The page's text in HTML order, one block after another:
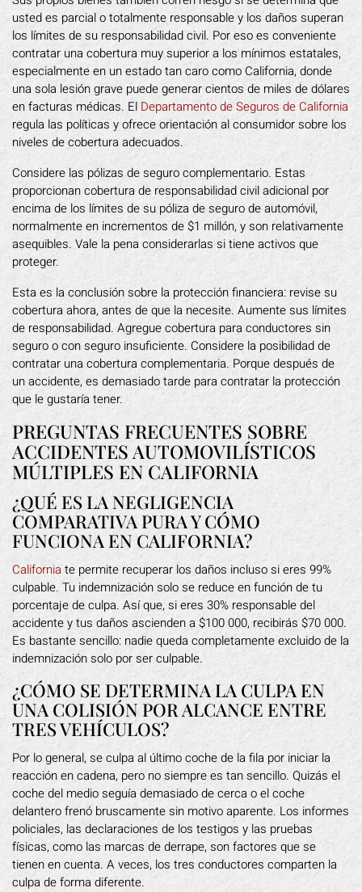
usted es parcial o totalmente responsable y los daños superan
los límites de su responsabilidad civil. Por eso es conveniente
contratar una cobertura muy superior a los mínimos estatales,
especialmente en un estado tan caro como California, donde
una sola lesión grave puede generar cientos de miles de dólares
en facturas médicas. El Departamento de Seguros de California
regula las políticas y ofrece orientación al consumidor sobre los
niveles de cobertura adecuados.
Considere las pólizas de seguro complementario. Estas
proporcionan cobertura de responsabilidad civil adicional por
encima de los límites de su póliza de seguro de automóvil,
normalmente en incrementos de $1 millón, y son relativamente
asequibles. Vale la pena considerarlas si tiene activos que
proteger.
Esta es la conclusión sobre la protección financiera: revise su
cobertura ahora, antes de que la necesite. Aumente sus límites
de responsabilidad. Agregue cobertura para conductores sin
seguro o con seguro insuficiente. Considere la posibilidad de
contratar una cobertura complementaria. Porque después de
un accidente, es demasiado tarde para contratar la protección
que le gustaría tener.
PREGUNTAS FRECUENTES SOBRE
ACCIDENTES AUTOMOVILÍSTICOS
MÚLTIPLES EN CALIFORNIA
¿QUÉ ES LA NEGLIGENCIA
COMPARATIVA PURA Y CÓMO
FUNCIONA EN CALIFORNIA?
California te permite recuperar los daños incluso si eres 99%
culpable. Tu indemnización solo se reduce en función de tu
porcentaje de culpa. Así que, si eres 30% responsable del
accidente y tus daños ascienden a $100 000, recibirás $70 000.
Es bastante sencillo: nadie queda completamente excluido de la
indemnización solo por ser culpable.
¿CÓMO SE DETERMINA LA CULPA EN
UNA COLISIÓN POR ALCANCE ENTRE
TRES VEHÍCULOS?
Por lo general, se culpa al último coche de la fila por iniciar la
reacción en cadena, pero no siempre es tan sencillo. Quizás el
coche del medio seguía demasiado de cerca o el coche
delantero frenó bruscamente sin motivo aparente. Los informes
policiales, las declaraciones de los testigos y las pruebas
físicas, como las marcas de derrape, son factores que se
tienen en cuenta. A veces, los tres conductores comparten la
culpa de forma diferente.